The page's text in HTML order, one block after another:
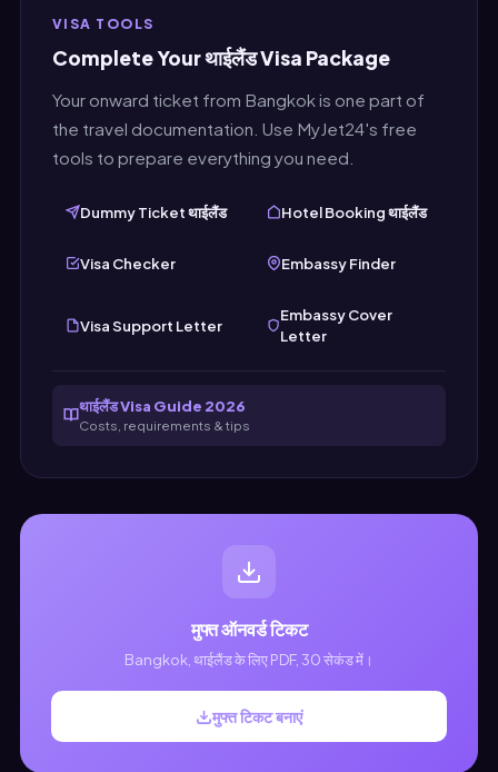
VISA TOOLS
Complete Your थाईलैंड Visa Package
Your onward ticket from Bangkok is one part of
the travel documentation. Use MyJet24's free
tools to prepare everything you need.
Dummy Ticket थाईलैंड Hotel Booking थाईलैंड
Visa Checker Embassy Finder
Visa Support Letter
Embassy Cover
Letter
थाईलैंड Visa Guide 2026
Costs, requirements & tips
मुफ्त ऑनवर्ड टिकट
Bangkok, थाईलैंड के लिए PDF, 30 सेकंड में।
मुफ्त टिकट बनाएं